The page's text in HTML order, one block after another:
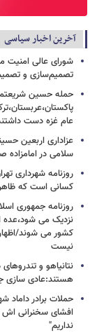
آخرین اخبار سیاسی
شورای عالی امنیت
تصمیم‌سازی و
حمله حسین
عام غزه دست
عزاداری اربعین
سلامی در
روزنامه شهرداری
کسانی است که ظاهر
روزنامه جمهوری
نزدیک می شود،عده
کشور می شوند/
نیست
نتانیاهو و
هستند:عادی سازی
حملات برادر داماد
افشای سخنرانی اش
نداریم"